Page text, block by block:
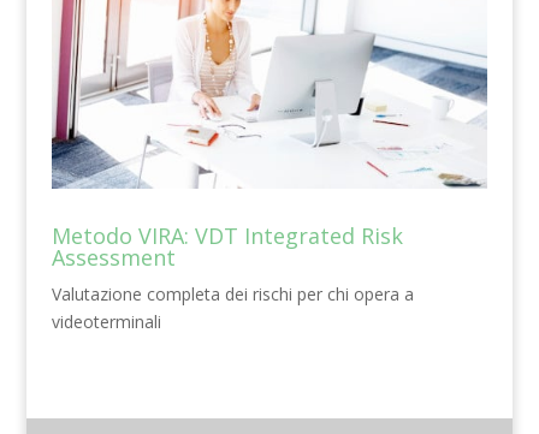
Metodo VIRA: VDT Integrated Risk
Assessment
Valutazione completa dei rischi per chi opera a
videoterminali